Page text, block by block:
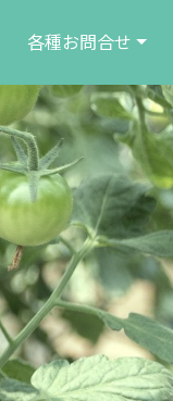
各種お問合せ